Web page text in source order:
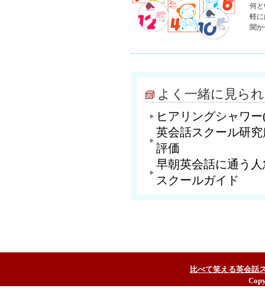
何
軽
聞
よく一緒に見ら
ヒアリングシャワ
英会話スクール研
評価
早朝英会話に通う
スクールガイド
比べて笑える英会話